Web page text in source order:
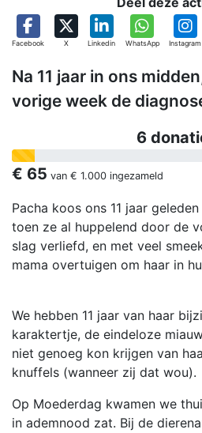
Facebook X Linkedin WhatsApp Instagram
Na 11 jaar in ons
vorige week de
6
€ 65 van € 1.000 ingezameld
Pacha koos ons 11 jaar
toen ze al huppelend door de
slag verliefd, en met veel
mama overtuigen om haar in
We hebben 11 jaar van haar
karaktertje, de eindeloze
niet genoeg kon krijgen van
knuffels (wanneer zij dat wou).
Op Moederdag kwamen we
in ademnood zat. Bij de